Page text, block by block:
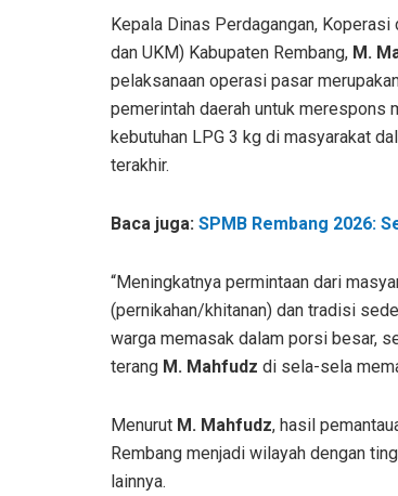
Kepala Dinas Perdagangan, Koperasi
dan UKM) Kabupaten Rembang, M.
pelaksanaan operasi pasar
pemerintah daerah untuk merespons
kebutuhan LPG 3 kg di masyarakat
terakhir.
Baca juga: SPMB Rembang 2026:
“Meningkatnya permintaan dari
(pernikahan/khitanan) dan tradisi
warga memasak dalam porsi besar,
terang M. Mahfudz di sela-sela
Menurut M. Mahfudz, hasil
Rembang menjadi wilayah dengan
lainnya.